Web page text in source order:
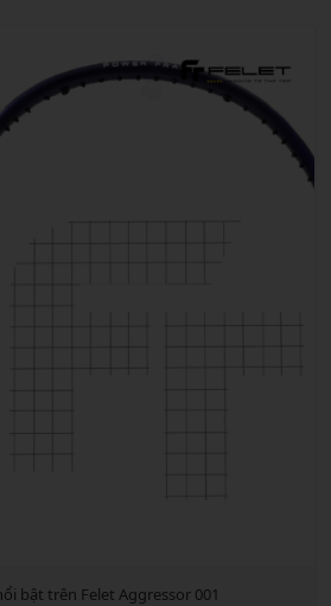
bật trên Felet Aggressor 001